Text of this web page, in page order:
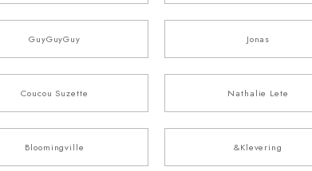
GuyGuyGuy Jonas
Coucou Suzette Nathalie Lete
Bloomingville &Klevering